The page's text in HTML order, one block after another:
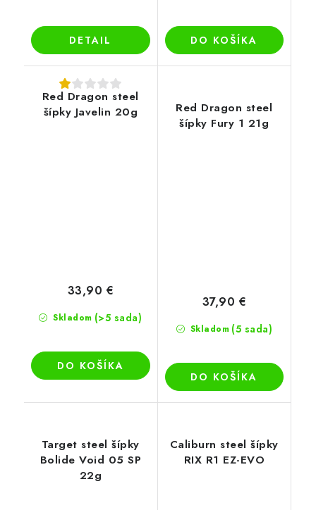
DETAIL DO KOŠÍKA
Red Dragon steel
šípky Javelin 20g
Skladom (>5 sada)
33,90 €
DO KOŠÍKA
Red Dragon steel
šípky Fury 1 21g
Skladom (5 sada)
37,90 €
DO KOŠÍKA
Target steel šípky
Bolide Void 05 SP
22g
Caliburn steel šípky
RIX R1 EZ-EVO